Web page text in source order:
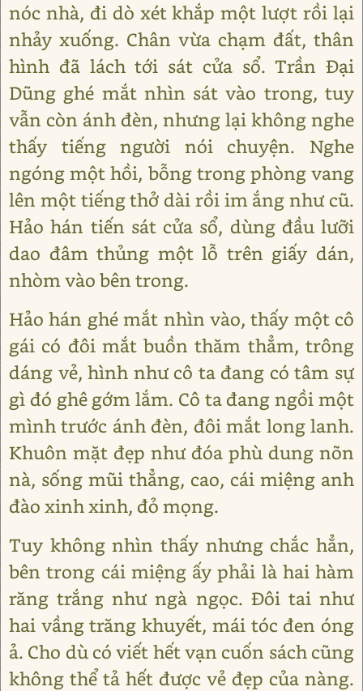
nóc nhà, đi dò xét khắp một lượt rồi lại
nhảy xuống. Chân vừa chạm đất, thân
hình đã lách tới sát cửa sổ. Trần Đại
Dũng ghé mắt nhìn sát vào trong, tuy
vẫn còn ánh đèn, nhưng lại không nghe
thấy tiếng người nói chuyện. Nghe
ngóng một hồi, bỗng trong phòng vang
lên một tiếng thở dài rồi im ắng như cũ.
Hảo hán tiến sát cửa sổ, dùng đầu lưỡi
dao đâm thủng một lỗ trên giấy dán,
nhòm vào bên trong.
Hảo hán ghé mắt nhìn vào, thấy một cô
gái có đôi mắt buồn thăm thẳm, trông
dáng vẻ, hình như cô ta đang có tâm sự
gì đó ghê gớm lắm. Cô ta đang ngồi một
mình trước ánh đèn, đôi mắt long lanh.
Khuôn mặt đẹp như đóa phù dung nõn
nà, sống mũi thẳng, cao, cái miệng anh
đào xinh xinh, đỏ mọng.
Tuy không nhìn thấy nhưng chắc hẳn,
bên trong cái miệng ấy phải là hai hàm
răng trắng như ngà ngọc. Đôi tai như
hai vầng trăng khuyết, mái tóc đen óng
ả. Cho dù có viết hết vạn cuốn sách cũng
không thể tả hết được vẻ đẹp của nàng.